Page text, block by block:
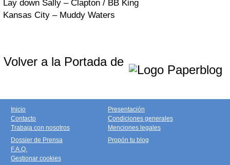
Lay down Sally – Clapton / BB King
Kansas City – Muddy Waters
Volver a la Portada de
Inicio
Contacto
Trabaja con nosotros
Presentación
Condiciones generales
Menciones legales
Dossier de Prensa
F.A.Q.
Gestionar cookies
Propón tu blog